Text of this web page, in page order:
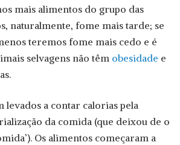
mais alimentos do grupo das
naturalmente, fome mais tarde; se
teremos fome mais cedo e é
selvagens não têm obesidade e
levados a contar calorias pela
da comida (que deixou de o
Os alimentos começaram a